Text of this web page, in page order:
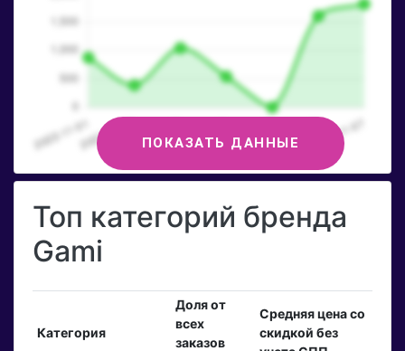
ПОКАЗАТЬ ДАННЫЕ
Топ категорий бренда
Gami
Категория
Доля от
всех
заказов
Средняя цена со
скидкой без